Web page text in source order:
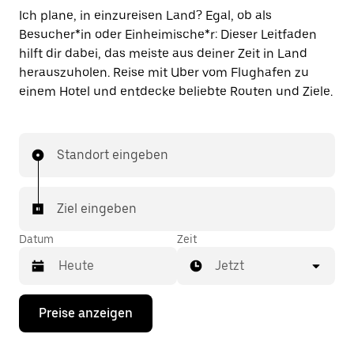
Ich plane, in einzureisen Land? Egal, ob als
Besucher*in oder Einheimische*r: Dieser Leitfaden
hilft dir dabei, das meiste aus deiner Zeit in Land
herauszuholen. Reise mit Uber vom Flughafen zu
einem Hotel und entdecke beliebte Routen und Ziele.
Standort eingeben
Ziel eingeben
Datum
Drücke
Nach-
Zeit
Jetzt
Preise anzeigen